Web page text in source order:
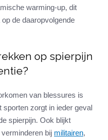
warming-up, dit
de daaropvolgende
op spierpijn
van blessures is
zorgt in ieder geval
spierpijn. Ook blijkt
bij militairen,